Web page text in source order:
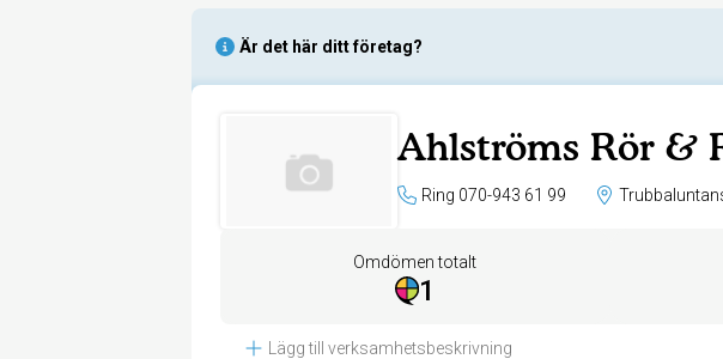
Är det här ditt företag?
Ahlströms Rör &
Ring 070-943 61 99
Omdömen totalt
1
Lägg till verksamhetsbeskrivning